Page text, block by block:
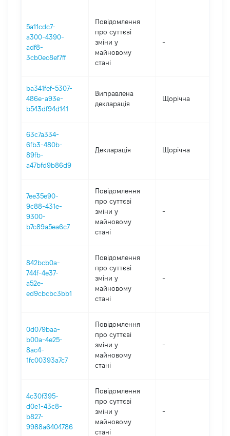
5a11cdc7-
a300-4390-
adf8-
3cb0ec8ef7ff
Повідомлення
про суттєві
зміни y
майновому
стані
-
ba341fef-5307-
486e-a93e-
b543df94d141
Виправлена
декларація
Щорічна
63c7a334-
6fb3-480b-
89fb-
a47bfd9b86d9
Декларація Щорічна
7ee35e90-
9c88-431e-
9300-
b7c89a5ea6c7
Повідомлення
про суттєві
зміни y
майновому
стані
-
842bcb0a-
744f-4e37-
a52e-
ed9cbcbc3bb1
Повідомлення
про суттєві
зміни y
майновому
стані
-
0d079baa-
b00a-4e25-
8ac4-
1fc00393a7c7
Повідомлення
про суттєві
зміни y
майновому
стані
-
4c30f395-
d0e1-43c8-
b827-
9988a6404786
Повідомлення
про суттєві
зміни y
майновому
стані
-